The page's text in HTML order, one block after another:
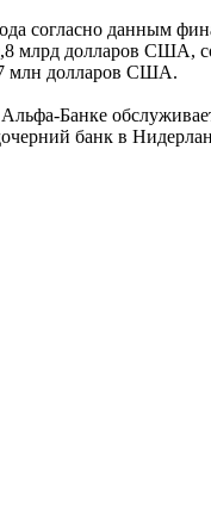
согласно данным
млрд долларов
млн долларов США.
Банке
банк в